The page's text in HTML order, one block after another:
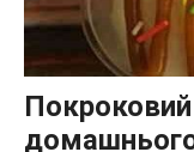
Покроковий